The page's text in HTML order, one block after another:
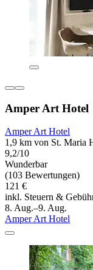
Amper Art Hotel
Amper Art Hotel
1,9 km von St. Maria
9,2/10
Wunderbar
(103 Bewertungen)
121 €
inkl. Steuern &
8. Aug.–9. Aug.
Amper Art Hotel